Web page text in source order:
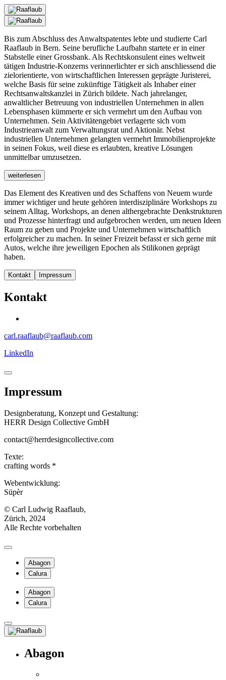
Bis zum Abschluss des Anwaltspatentes lebte und studierte Carl
Raaflaub in Bern. Seine berufliche Laufbahn startete er in einer
Stabstelle einer Grossbank. Als Rechtskonsulent eines weltweit
tätigen Industrie-Konzerns verinnerlichter er sich anschliessend die
zielorientierte, von wirtschaftlichen Interessen geprägte Juristerei,
welche Basis für seine zukünftige Tätigkeit als Inhaber einer
Rechtsanwaltskanzlei in Zürich bildete. Nach jahrelanger,
anwaltlicher Betreuung von industriellen Unternehmen in allen
Lebensphasen kümmerte er sich vermehrt um den Aufbau von
Unternehmen. Sein Aktivitätengebiet verlagerte sich vom
Industrieanwalt zum Verwaltungsrat und Aktionär. Nebst
industriellen Unternehmen gelangten vermehrt Immobilienprojekte
in seinen Fokus, weil diese es erlaubten, kreative Lösungen
unmittelbar umzusetzen.
weiterlesen
Das Element des Kreativen und des Schaffens von Neuem wurde
immer wichtiger und heute gehören interdisziplinäre Workshops zu
seinem Alltag. Workshops, an denen althergebrachte Denkstrukturen
und Prozesse hinterfragt und aufgebrochen werden, um neuen Ideen
Raum zu geben und Projekte und Unternehmen wirtschaftlich
erfolgreicher zu machen. In seiner Freizeit befasst er sich gerne mit
Autos, welche ihre jeweiligen Epochen als Stilikonen geprägt
haben.
Kontakt Impressum
Kontakt
carl.raaflaub@raaflaub.com
LinkedIn
Impressum
Designberatung, Konzept und Gestaltung:
HERR Design Collective GmbH
contact@herrdesigncollective.com
Texte:
crafting words *
Webentwicklung:
Süpèr
© Carl Ludwig Raaflaub,
Zürich, 2024
Alle Rechte vorbehalten
Abagon
Calura
Abagon
Calura
Abagon